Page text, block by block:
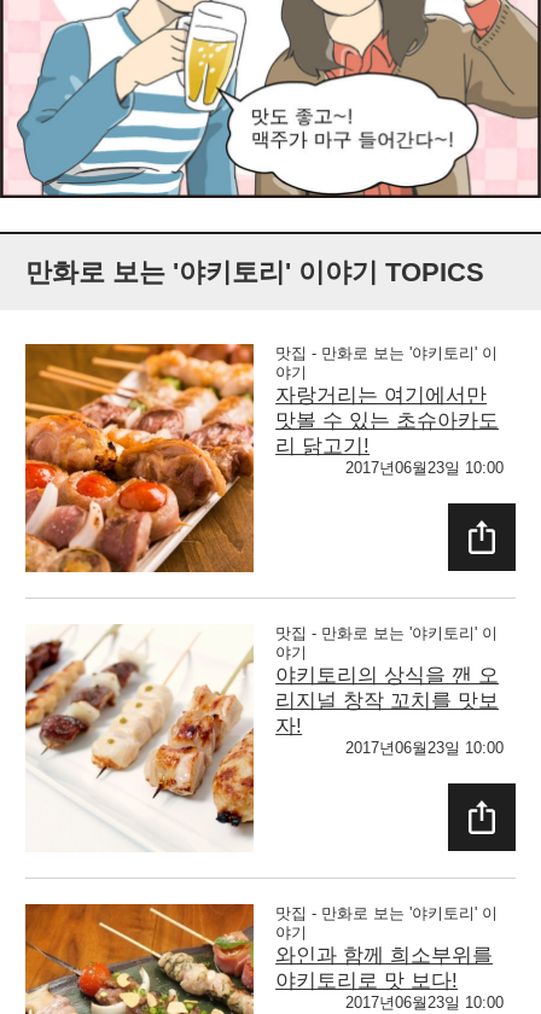
만화로 보는 '야키토리' 이야기 TOPICS
맛집 - 만화로 보는 '야키토리' 이
야기
자랑거리는 여기에서만
맛볼 수 있는 초슈아카도
리 닭고기!
2017년06월23일 10:00
맛집 - 만화로 보는 '야키토리' 이
야기
야키토리의 상식을 깬 오
리지널 창작 꼬치를 맛보
자!
2017년06월23일 10:00
맛집 - 만화로 보는 '야키토리' 이
야기
와인과 함께 희소부위를
야키토리로 맛 보다!
2017년06월23일 10:00